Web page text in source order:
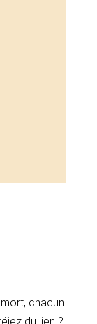
chacun
du lien ?